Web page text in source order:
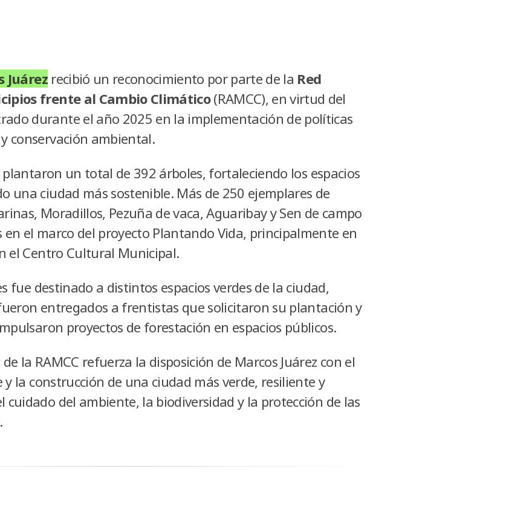
Juárezrecibió un reconocimiento por parte de la Red
frente al Cambio Climático(RAMCC), en virtud del
durante el año 2025 en la implementación de políticas
conservación ambiental.
un total de 392 árboles, fortaleciendo los espacios
una ciudad más sostenible. Más de 250 ejemplares de
Moradillos, Pezuña de vaca, Aguaribay y Sen de campo
el marco del proyecto Plantando Vida, principalmente en
el Centro Cultural Municipal.
fue destinado a distintos espacios verdes de la ciudad,
entregados a frentistas que solicitaron su plantación y
proyectos de forestación en espacios públicos.
la RAMCC refuerza la disposición de Marcos Juárez con el
la construcción de una ciudad más verde, resiliente y
cuidado del ambiente, la biodiversidad y la protección de las